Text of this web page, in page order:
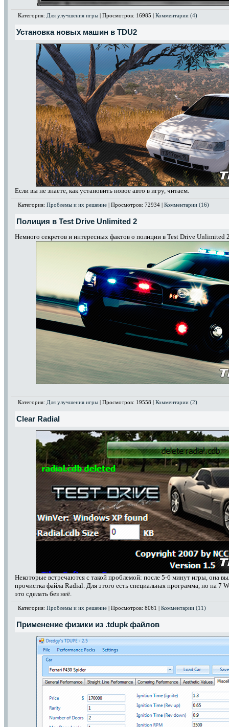
Категория: Для улучшения игры | Просмотров: 16985 | Комментарии (4)
Установка новых машин в TDU2
Если вы не знаете, как установить новое авто в игру, читаем.
Категория: Проблемы и их решение | Просмотров: 72934 | Комментарии (16)
Полиция в Test Drive Unlimited 2
Немного секретов и интересных фактов о полиции в Test Drive Unlimited
Категория: Для улучшения игры | Просмотров: 19558 | Комментарии (2)
Clear Radial
Некоторые встречаются с такой проблемой: после 5-6 минут игры, она
прочистка файла Radial. Для этого есть специальная программа, но на 7
это сделать без неё.
Категория: Проблемы и их решение | Просмотров: 8061 | Комментарии (11)
Применение физики из .tdupk файлов